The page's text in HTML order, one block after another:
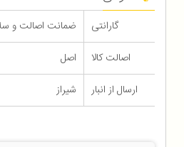
گارانتی
ضمانت اصالت و
اصالت کالا
اصل
ارسال از انبار
شیراز